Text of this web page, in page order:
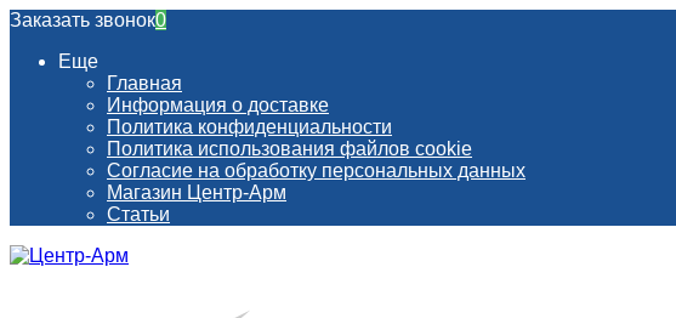
Заказать звонок0
Еще
Главная
Информация о доставке
Политика конфиденциальности
Политика использования файлов cookie
Согласие на обработку персональных данных
Магазин Центр-Арм
Статьи